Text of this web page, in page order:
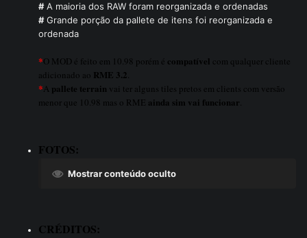
#A maioria dos RAW foram reorganizada e ordenadas
#Grande porção da pallete de itens foi reorganizada e
ordenada
*O MOD é feito em 10.98 porém é compatível com qualquer cliente
adicionado ao RME 3.2.
*A pallete terrain vai ter alguns tiles pretos em clients com versão
menor que 10.98 mas o RME ainda sim vai funcionar.
FOTOS:
Mostrar conteúdo oculto
CRÉDITOS: